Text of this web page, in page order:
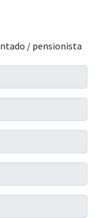
/ pensionista